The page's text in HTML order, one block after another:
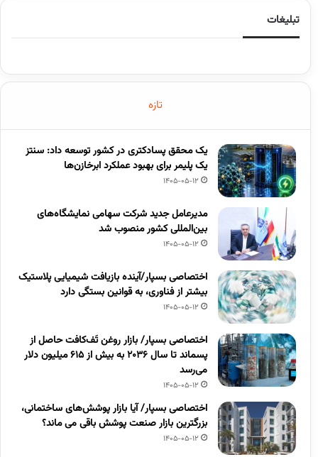
تبلیغات
تازه
یک محقق پسادکتری در کشور توسعه داد: سنتز
یک پلیمر برای بهبود عملکرد ابرخازن‌ها
1405-05-12
مدیرعامل جدید شرکت سهامی نمایشگاه‌های
بین‌المللی کشور منصوب شد
1405-05-12
اختصاصی بسپار/آینده بازیافت شیمیایی پلاستیک
بیشتر از فناوری، به قوانین بستگی دارد
1405-05-12
اختصاصی بسپار/ بازار روغن تَف‌کافت حاصل از
پسماند تا سال ۲۰۳۶ به بیش از ۶۱۵ میلیون دلار
می‌رسد
1405-05-12
اختصاصی بسپار/ آیا بازار پوشش‌های ساختمانی،
بزرگترین بازار صنعت پوشش باقی می ماند؟
1405-05-12